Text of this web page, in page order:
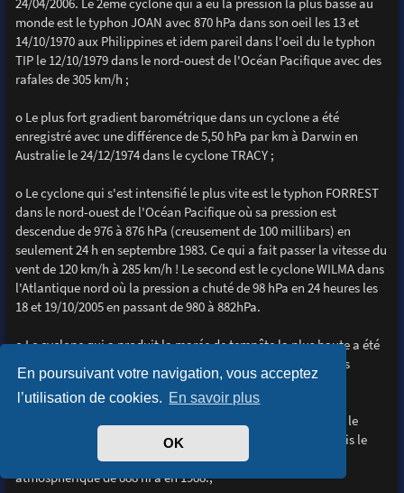
En poursuivant votre navigation, vous acceptez
l’utilisation de cookies. En savoir plus
OK
24/04/2006. Le 2ème cyclone qui a eu la pression la plus basse au
monde est le typhon JOAN avec 870 hPa dans son oeil les 13 et
14/10/1970 aux Philippines et idem pareil dans l'oeil du le typhon
TIP le 12/10/1979 dans le nord-ouest de l'Océan Pacifique avec des
rafales de 305 km/h ;
o Le plus fort gradient barométrique dans un cyclone a été
enregistré avec une différence de 5,50 hPa par km à Darwin en
Australie le 24/12/1974 dans le cyclone TRACY ;
o Le cyclone qui s'est intensifié le plus vite est le typhon FORREST
dans le nord-ouest de l'Océan Pacifique où sa pression est
descendue de 976 à 876 hPa (creusement de 100 millibars) en
seulement 24 h en septembre 1983. Ce qui a fait passer la vitesse du
vent de 120 km/h à 285 km/h ! Le second est le cyclone WILMA dans
l'Atlantique nord où la pression a chuté de 98 hPa en 24 heures les
18 et 19/10/2005 en passant de 980 à 882hPa.
o Le cyclone qui a produit la marée de tempête la plus haute a été
BATHURST BAY en Australie, en 1899, en causant des vagues
déferlantes de 13 m ;
o Le record de la vitesse du vent enregistré au sol a été dans le
cyclone WILMA, le 19/10/2005 avec des vents à 330.km/h. Puis le
2ème est le cyclone GILBERT avec 320 km/h et une pression
atmosphèrique de 888 hPa en 1988.;